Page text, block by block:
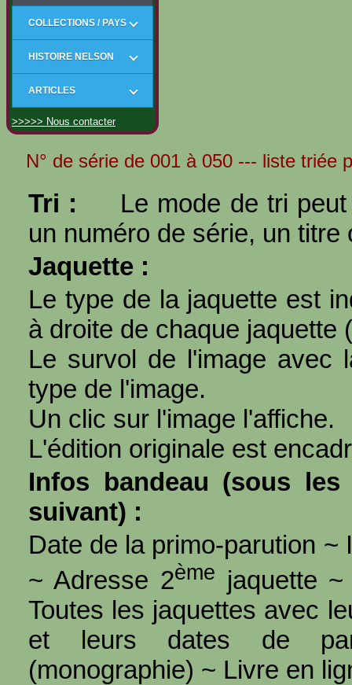
COLLECTIONS / PAYS
HISTOIRE NELSON
ARTICLES
>>>>> Nous contacter
N° de série de 001 à 050 --- liste triée
Tri :
Le mode de tri
un numéro de série, un titre
Jaquette :
Le type de la jaquette est
à droite de chaque jaquette (
Le survol de l'image avec
type de l'image.
Un clic sur l'image l'affiche.
L'édition originale est
Infos bandeau (sous
suivant) :
Date de la primo-parution ~
~ Adresse 2ème jaquette
Toutes les jaquettes avec
et leurs dates de
(monographie) ~ Livre en